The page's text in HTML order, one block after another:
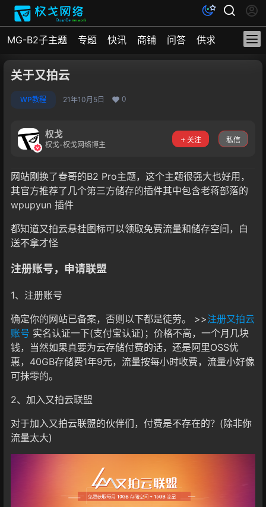
MG-B2子主题 专题 快讯 商铺 问答 供求
关于又拍云
WP教程 21年10月5日 0
权戈
权戈-权戈网络博主
关注 私信
网站刚换了春哥的B2 Pro主题，这个主题很强大也好用，
其官方推荐了几个第三方储存的插件其中包含老蒋部落的
wpupyun 插件
都知道又拍云悬挂图标可以领取免费流量和储存空间，白
送不拿才怪
注册账号，申请联盟
1、注册账号
确定你的网站已备案，否则以下都是徒劳。 >>注册又拍云
账号 实名认证一下(支付宝认证)；价格不高，一个月几块
钱，当然如果真要为云存储付费的话，还是阿里OSS优
惠，40GB存储费1年9元，流量按每小时收费，流量小好像
可抹零的。
2、加入又拍云联盟
对于加入又拍云联盟的伙伴们，付费是不存在的？(除非你
流量太大)